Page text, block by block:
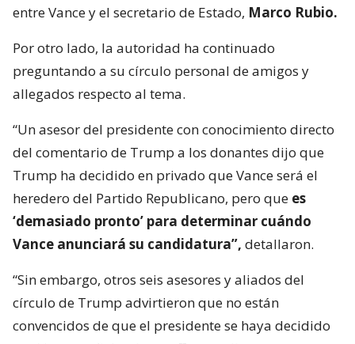
entre Vance y el secretario de Estado, Marco Rubio.
Por otro lado, la autoridad ha continuado
preguntando a su círculo personal de amigos y
allegados respecto al tema.
“Un asesor del presidente con conocimiento directo
del comentario de Trump a los donantes dijo que
Trump ha decidido en privado que Vance será el
heredero del Partido Republicano, pero que es
‘demasiado pronto’ para determinar cuándo
Vance anunciará su candidatura”, detallaron.
“Sin embargo, otros seis asesores y aliados del
círculo de Trump advirtieron que no están
convencidos de que el presidente se haya decidido